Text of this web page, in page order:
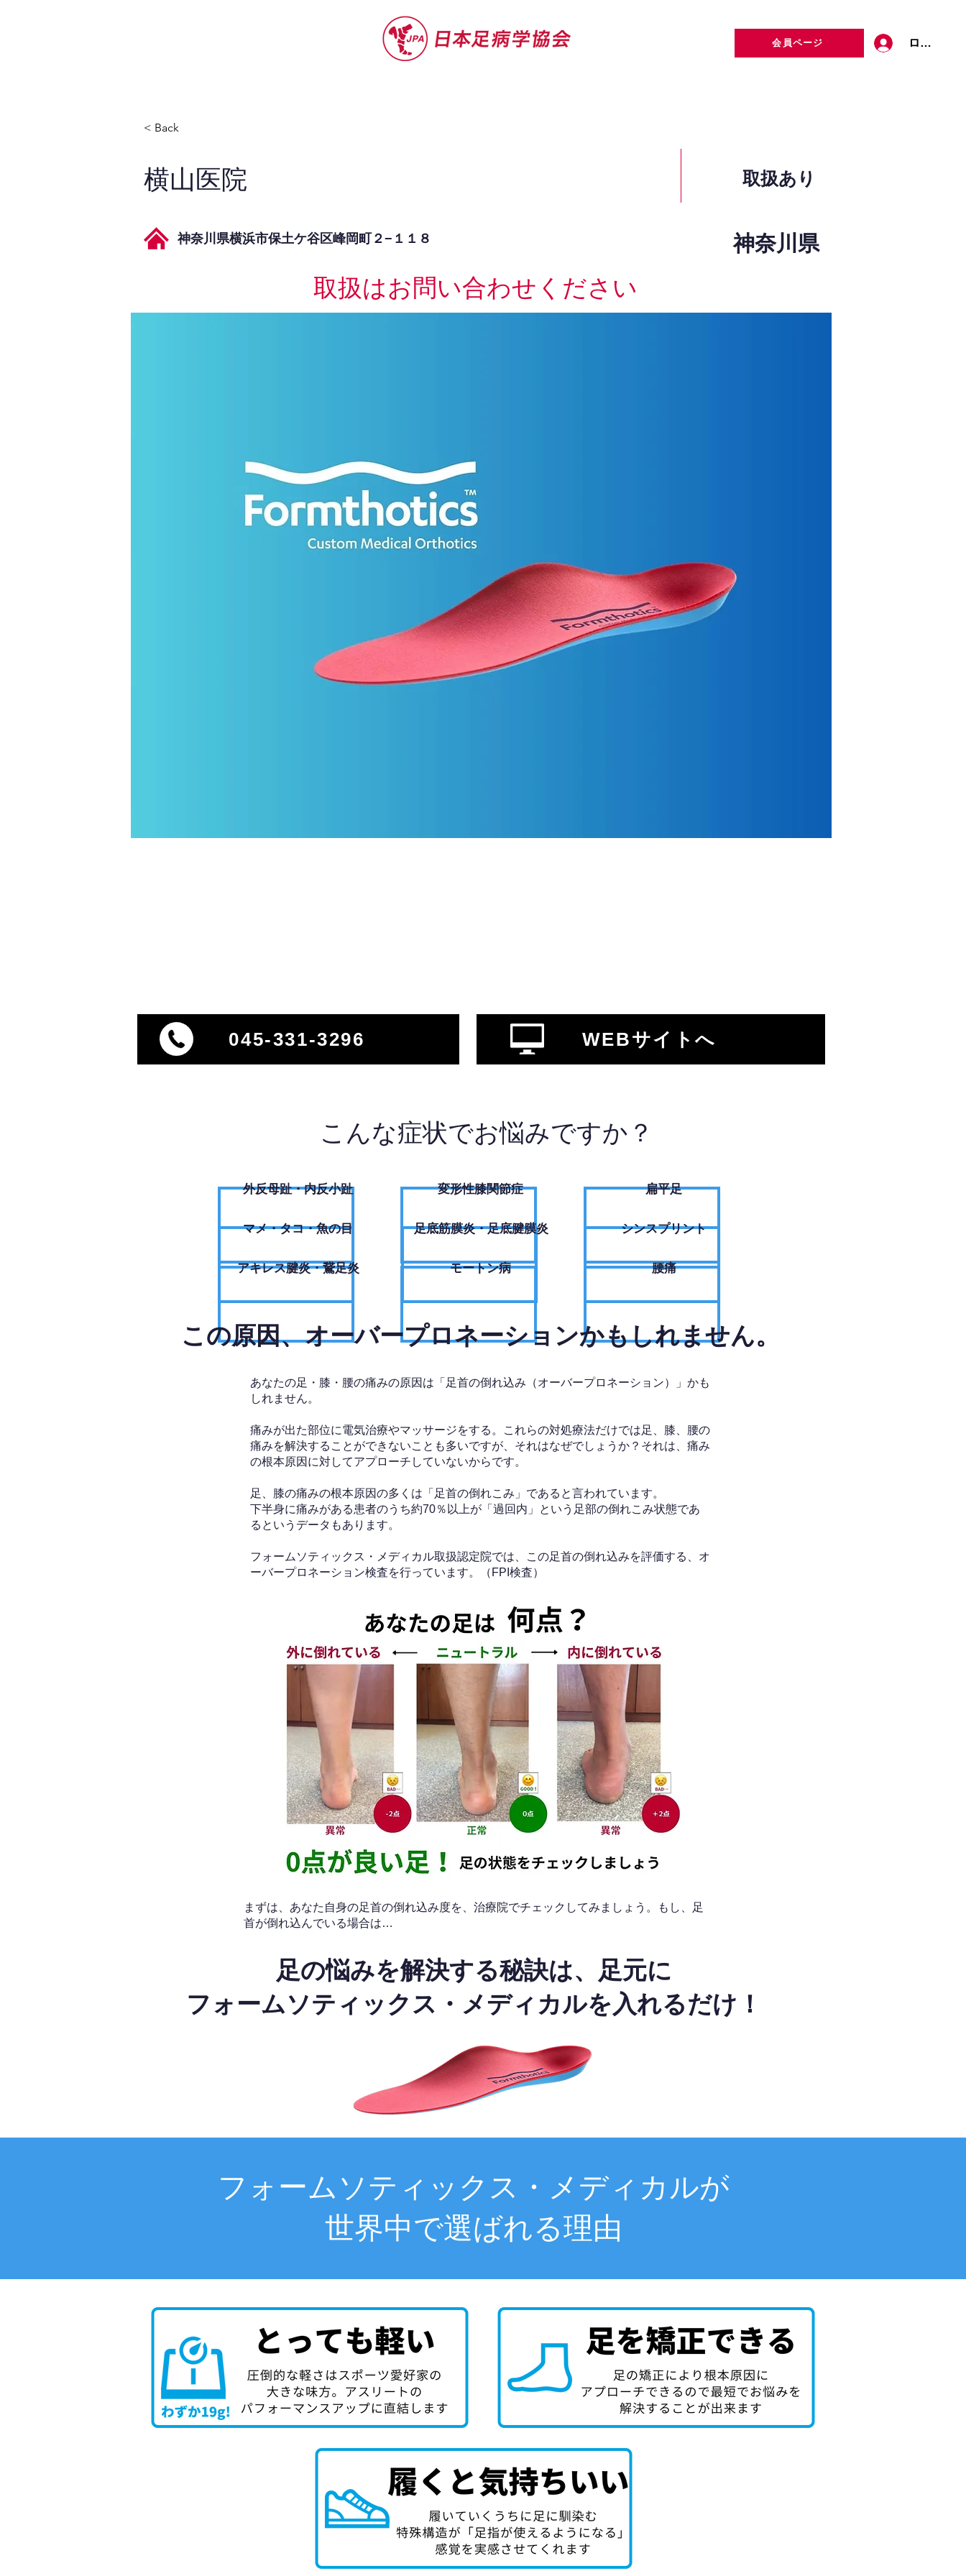
会員ページ ログイン
< Back
横山医院 取扱あり
神奈川県横浜市保土ケ谷区峰岡町２−１１８ 神奈川県
取扱はお問い合わせください
045-331-3296 WEBサイトへ
こんな症状でお悩みですか？
外反母趾・内反小趾
​マメ・タコ・魚の目
アキレス腱炎・鵞足炎
変形性膝関節症
足底筋膜炎・足底腱膜炎
モートン病
扁平足
シンスプリント
腰痛
​この原因、オーバープロネーションかもしれません。
あなたの足・膝・腰の痛みの原因は「足首の倒れ込み（オーバープロネーション）」かも
しれません。
痛みが出た部位に電気治療やマッサージをする。これらの対処療法だけでは足、膝、腰の
痛みを解決することができないことも多いですが、それはなぜでしょうか？それは、痛み
の根本原因に対してアプローチしていないからです。
足、膝の痛みの根本原因の多くは「足首の倒れこみ」であると言われています。
下半身に痛みがある患者のうち約70％以上が「過回内」という足部の倒れこみ状態であ
るというデータもあります。
フォームソティックス・メディカル取扱認定院では、この足首の倒れ込みを評価する、オ
ーバープロネーション検査を行っています。（FPI検査）​
​まずは、あなた自身の足首の倒れ込み度を、治療院でチェックしてみましょう。もし、足
首が倒れ込んでいる場合は…
足の悩みを解決する秘訣は、足元に
フォームソティックス・メディカルを入れるだけ！
フォームソティックス・メディカルが
世界中で選ばれる理由